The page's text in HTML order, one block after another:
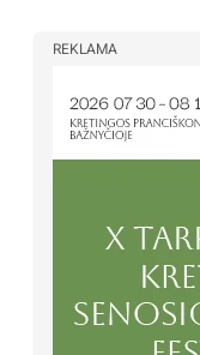
REKLAMA